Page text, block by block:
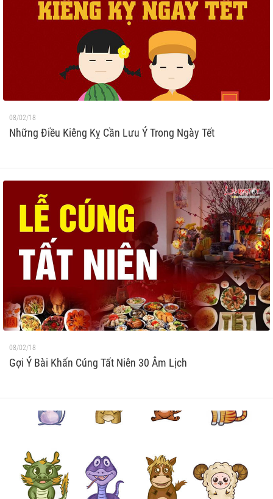
08/02/18
Những Điều Kiêng Kỵ Cần Lưu Ý Trong Ngày Tết
08/02/18
Gợi Ý Bài Khấn Cúng Tất Niên 30 Âm Lịch